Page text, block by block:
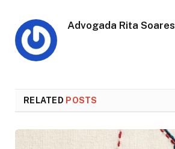
Advogada Rita Soares
RELATED POSTS